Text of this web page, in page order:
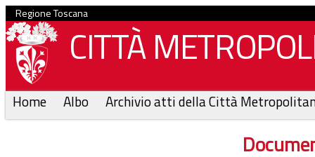
Regione Toscana
CITTÀ
Home Albo Archivio atti della Città